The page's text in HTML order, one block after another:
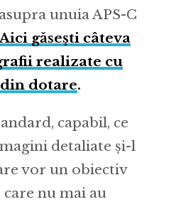
unuia APS-C
Aici găsești câteva
realizate cu
dotare.
capabil, ce
detaliate și-l
vor un obiectiv
nu mai au